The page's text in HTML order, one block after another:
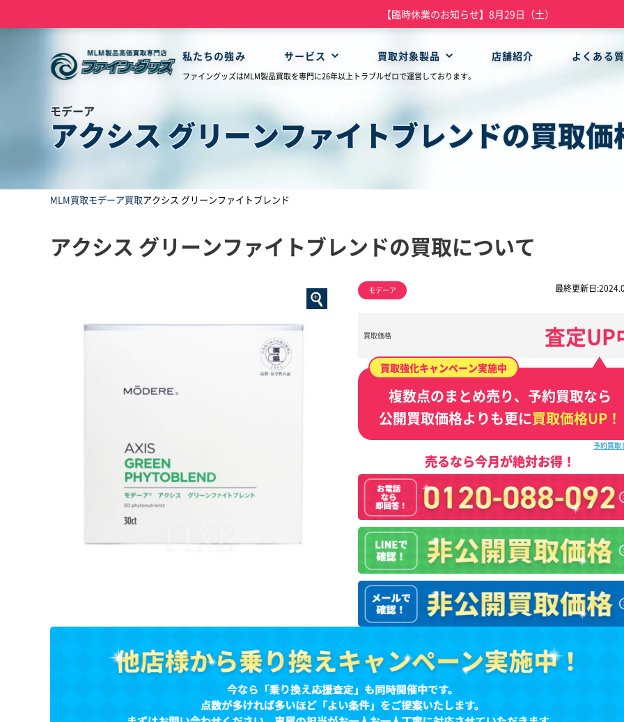
【臨時休業のお知らせ】8月29日（土）
私たちの強み サービス 買取対象製品 店舗紹介 よくある
ファイングッズはMLM製品買取を専門に26年以上トラブルゼロで運営しております。
モデーア
アクシス グリーンファイトブレンドの買取
MLM買取モデーア買取アクシス グリーンファイトブレンド
アクシス グリーンファイトブレンドの買取について
モデーア 最終更新日
買取価格 査定UP
買取強化キャンペーン実施中
複数点のまとめ売り、予約買取なら
公開買取価格よりも更に買取価格UP！
予約買取
売るなら今月が絶対お得！